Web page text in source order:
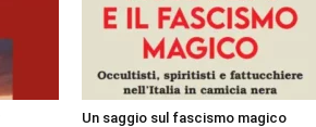
Un saggio sul fascismo magico